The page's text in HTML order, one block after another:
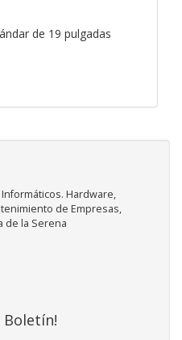
de 19 pulgadas
Hardware,
de Empresas,
de la Serena
Boletín!